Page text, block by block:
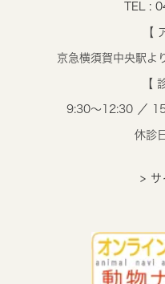
TEL :
【
京急横須賀中央駅よ
【
9:30～12:30 ／
休診
> サ